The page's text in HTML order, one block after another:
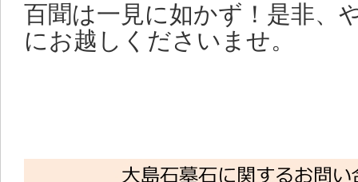
2014 7/1 やまにしサイト公
百聞は一見に如かず！是非、
にお越しくださいませ。